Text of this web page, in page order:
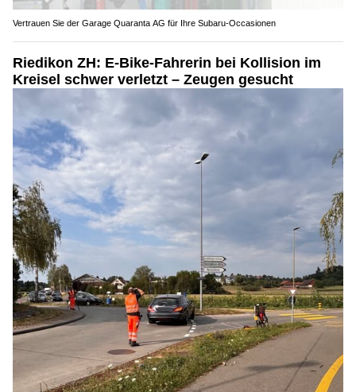
Vertrauen Sie der Garage Quaranta AG für Ihre Subaru-Occasionen
Riedikon ZH: E-Bike-Fahrerin bei Kollision im
Kreisel schwer verletzt – Zeugen gesucht